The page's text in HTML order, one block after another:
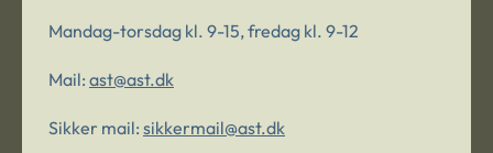
Mandag-torsdag kl. 9-15, fredag kl. 9-12
Mail: ast@ast.dk
Sikker mail: sikkermail@ast.dk